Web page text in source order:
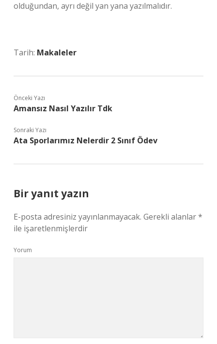
olduğundan, ayrı değil yan yana yazılmalıdır.
Tarih: Makaleler
Önceki Yazı
Amansız Nasıl Yazılır Tdk
Sonraki Yazı
Ata Sporlarımız Nelerdir 2 Sınıf Ödev
Bir yanıt yazın
E-posta adresiniz yayınlanmayacak. Gerekli alanlar*
ile işaretlenmişlerdir
Yorum